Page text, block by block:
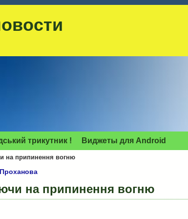
трикутник ! Виджеты для Аndroid
на припинення вогню
Проханова
на припинення вогню